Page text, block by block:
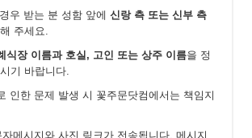
우 받는 분 성함 앞에 신랑 측 또는 신부 측
주세요.
식장 이름과 호실, 고인 또는 상주 이름을 정
기 바랍니다.
인한 문제 발생 시 꽃주문닷컴에서는 책임지
메시지와 사진 링크가 전송됩니다. 메시지